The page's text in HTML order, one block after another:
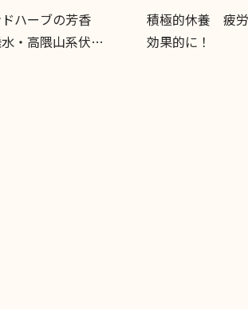
ハーブの芳香
・高隈山系伏流
積極的休養 疲
効果的に！